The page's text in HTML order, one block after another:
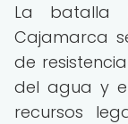
La batalla
Cajamarca
de
del agua y
recursos